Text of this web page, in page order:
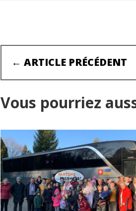
←ARTICLE PRÉCÉDENT
Vous pourriez